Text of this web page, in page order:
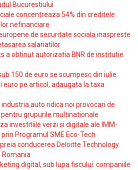
Bucurestiului
concentreaza 54% din creditele
nefinanciare
de securitate sociala inaspreste
salariatilor
a obtinut autorizatia BNR de institutie
150 de euro se scumpesc din iulie:
euro pe articol, adaugata la taxa
auto ridica noi provocari de
grupurile multinationale
investitiile verzi si digitale ale IMM-
Programul SME Eco-Tech
conducerea Deloitte Technology
Romania
digital, sub lupa fiscului: companiile